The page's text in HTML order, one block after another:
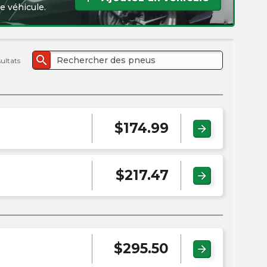
véhicule.
search
$174.99 arrow_forward
$217.47 arrow_forward
$295.50 arrow_forward